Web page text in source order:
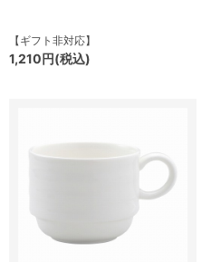
【ギフト非対応】
1,210円(税込)